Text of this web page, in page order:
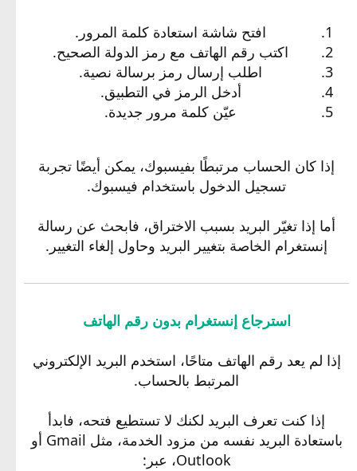
افتح شاشة استعادة كلمة المرور.
اكتب رقم الهاتف مع رمز الدولة الصحيح.
اطلب إرسال رمز برسالة نصية.
أدخل الرمز في التطبيق.
عيّن كلمة مرور جديدة.
إذا كان الحساب مرتبطًا بفيسبوك، يمكن أيضًا تجربة
تسجيل الدخول باستخدام فيسبوك.
أما إذا تغيّر البريد بسبب الاختراق، فابحث عن رسالة
إنستغرام الخاصة بتغيير البريد وحاول إلغاء التغيير.
استرجاع إنستغرام بدون رقم الهاتف
إذا لم يعد رقم الهاتف متاحًا، استخدم البريد الإلكتروني
المرتبط بالحساب.
إذا كنت تعرف البريد لكنك لا تستطيع فتحه، فابدأ
باستعادة البريد نفسه من مزود الخدمة، مثل Gmail أو
Outlook، عبر: